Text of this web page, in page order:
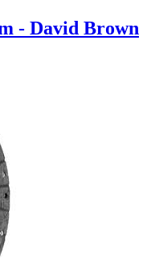
- David Brown